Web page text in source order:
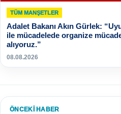
TÜM MANŞETLER
Adalet Bakanı Akın Gürlek:
ile mücadelede organize
alıyoruz.”
08.08.2026
ÖNCEKI HABER